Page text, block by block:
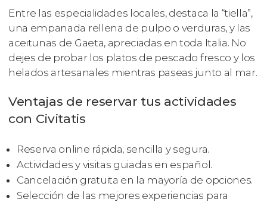
Entre las especialidades locales, destaca la “tiella”,
una empanada rellena de pulpo o verduras, y las
aceitunas de Gaeta, apreciadas en toda Italia. No
dejes de probar los platos de pescado fresco y los
helados artesanales mientras paseas junto al mar.
Ventajas de reservar tus actividades
con Civitatis
Reserva online rápida, sencilla y segura.
Actividades y visitas guiadas en español.
Cancelación gratuita en la mayoría de opciones.
Selección de las mejores experiencias para